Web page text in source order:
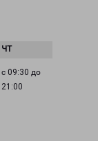
с 09:30 до
21:00